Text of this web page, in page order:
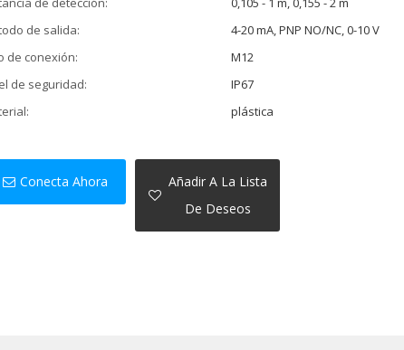
de salida:
4-20 mA, PNP NO/NC, 0-10 V
de conexión:
M12
de seguridad:
IP67
plástica
Conecta Ahora
Añadir A La Lista
De Deseos